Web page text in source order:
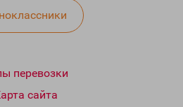
перевозки
сайта